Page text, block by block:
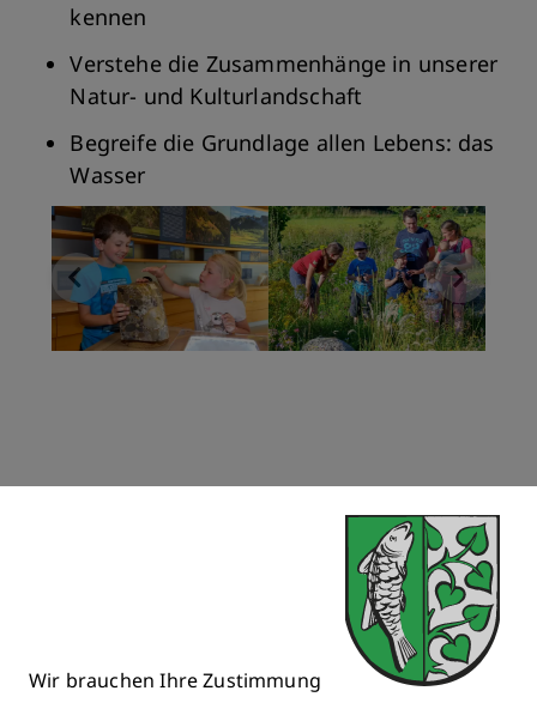
kennen
Verstehe die Zusammenhänge in unserer
Natur- und Kulturlandschaft
Begreife die Grundlage allen Lebens: das
Wasser
Wir brauchen Ihre Zustimmung